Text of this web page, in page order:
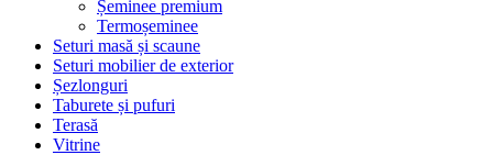
Șeminee premium
Termoșeminee
Seturi masă și scaune
Seturi mobilier de exterior
Șezlonguri
Taburete și pufuri
Terasă
Vitrine